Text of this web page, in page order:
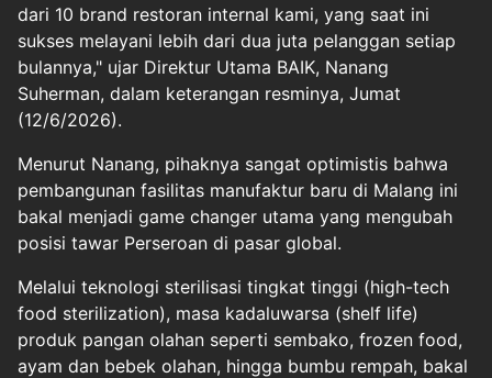
dari 10 brand restoran internal kami, yang saat ini
sukses melayani lebih dari dua juta pelanggan setiap
bulannya," ujar Direktur Utama BAIK, Nanang
Suherman, dalam keterangan resminya, Jumat
(12/6/2026).
Menurut Nanang, pihaknya sangat optimistis bahwa
pembangunan fasilitas manufaktur baru di Malang ini
bakal menjadi game changer utama yang mengubah
posisi tawar Perseroan di pasar global.
Melalui teknologi sterilisasi tingkat tinggi (high-tech
food sterilization), masa kadaluwarsa (shelf life)
produk pangan olahan seperti sembako, frozen food,
ayam dan bebek olahan, hingga bumbu rempah, bakal